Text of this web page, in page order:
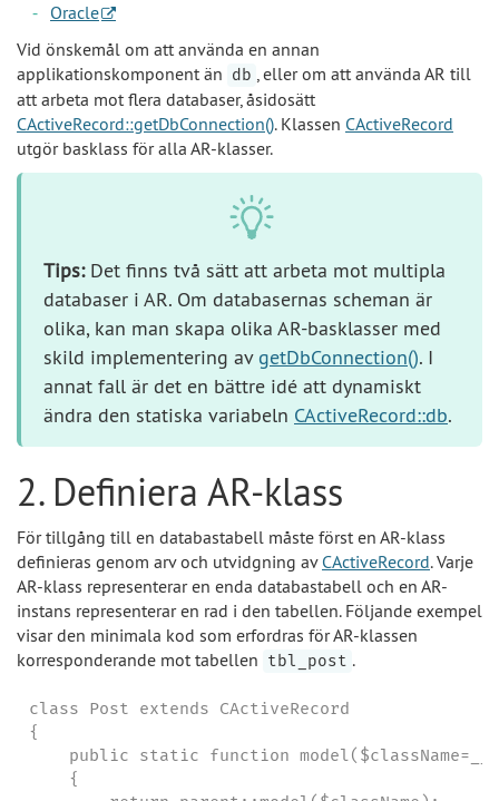
Oracle
Vid önskemål om att använda en annan
applikationskomponent än db , eller om att använda AR till
att arbeta mot flera databaser, åsidosätt
CActiveRecord::getDbConnection(). Klassen CActiveRecord
utgör basklass för alla AR-klasser.
Tips:Det finns två sätt att arbeta mot multipla
databaser i AR. Om databasernas scheman är
olika, kan man skapa olika AR-basklasser med
skild implementering av getDbConnection(). I
annat fall är det en bättre idé att dynamiskt
ändra den statiska variabeln CActiveRecord::db.
2. Definiera AR-klass
För tillgång till en databastabell måste först en AR-klass
definieras genom arv och utvidgning av CActiveRecord. Varje
AR-klass representerar en enda databastabell och en AR-
instans representerar en rad i den tabellen. Följande exempel
visar den minimala kod som erfordras för AR-klassen
korresponderande mot tabellen tbl_post .
class Post extends CActiveRecord
{
public static function
    {